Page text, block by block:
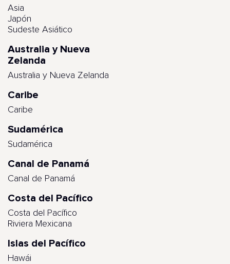
Asia
Japón
Sudeste Asiático
Australia y Nueva
Zelanda
Australia y Nueva Zelanda
Caribe
Caribe
Sudamérica
Sudamérica
Canal de Panamá
Canal de Panamá
Costa del Pacífico
Costa del Pacífico
Riviera Mexicana
Islas del Pacífico
Hawái